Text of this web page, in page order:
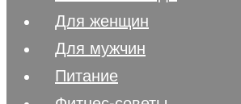
Для женщин
Для мужчин
Питание